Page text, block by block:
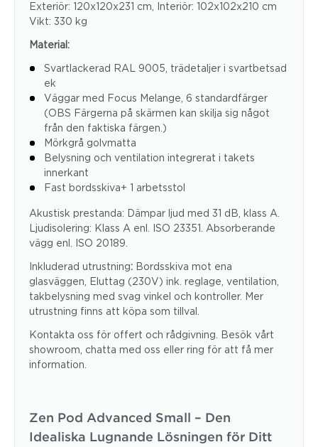
Exteriör: 120x120x231 cm, Interiör: 102x102x210 cm
Vikt: 330 kg
Material:
Svartlackerad RAL 9005, trädetaljer i svartbetsad
ek
Väggar med Focus Melange, 6 standardfärger
(OBS Färgerna på skärmen kan skilja sig något
från den faktiska färgen.)
Mörkgrå golvmatta
Belysning och ventilation integrerat i takets
innerkant
Fast bordsskiva+ 1 arbetsstol
Akustisk prestanda: Dämpar ljud med 31 dB, klass A.
Ljudisolering: Klass A enl. ISO 23351. Absorberande
vägg enl. ISO 20189.
Inkluderad utrustning: Bordsskiva mot ena
glasväggen, Eluttag (230V) ink. reglage, ventilation,
takbelysning med svag vinkel och kontroller. Mer
utrustning finns att köpa som tillval.
Kontakta oss för offert och rådgivning. Besök vårt
showroom, chatta med oss eller ring för att få mer
information.
Zen Pod Advanced Small – Den
Idealiska Lugnande Lösningen för Ditt